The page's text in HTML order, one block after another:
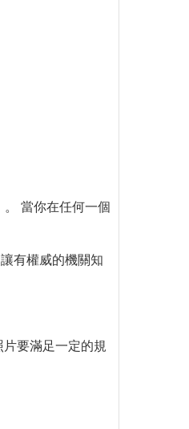
。 當你在任何一個
有權威的機關知
要滿足一定的規